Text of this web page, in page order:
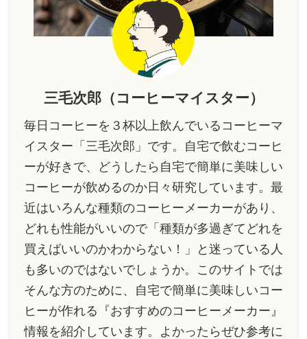
三毛次郎（コーヒーマイスター）
毎日コーヒーを３杯以上飲んでいるコーヒーマ
イスター「三毛次郎」です。自宅で飲むコーヒ
ーが好きで、どうしたら自宅で簡単に美味しい
コーヒーが飲めるのか日々研究しています。最
近はいろんな種類のコーヒーメーカーがあり、
どれも性能がいいので「種類が多過ぎてどれを
買えばいいのかわからない！」と迷っている人
も多いのではないでしょうか。このサイトでは
そんな方のために、自宅で簡単に美味しいコー
ヒーが作れる『おすすめのコーヒーメーカー』
情報を紹介しています。よかったらぜひ参考に